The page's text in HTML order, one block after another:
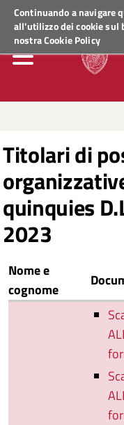
Continuando a navigare
all'utilizzo dei cookie sul
nostraCookie Policy
Regione VenetoACCEDI AI
Titolari di
quinquies
2023
Nome e
cognome